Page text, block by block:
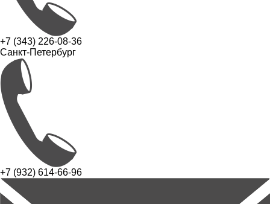
+7 (343) 226-08-36
Санкт-Петербург
+7 (932) 614-66-96